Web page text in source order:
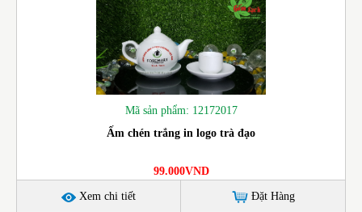
Mã sản phẩm: 12172017
Ấm chén trắng in logo trà đạo
99.000VND
Xem chi tiết Đặt Hàng